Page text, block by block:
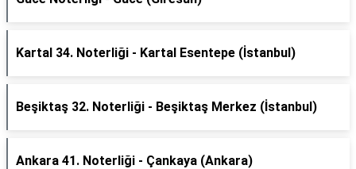
Kartal 34. Noterliği - Kartal Esentepe (İstanbul)
Beşiktaş 32. Noterliği - Beşiktaş Merkez (İstanbul)
Ankara 41. Noterliği - Çankaya (Ankara)